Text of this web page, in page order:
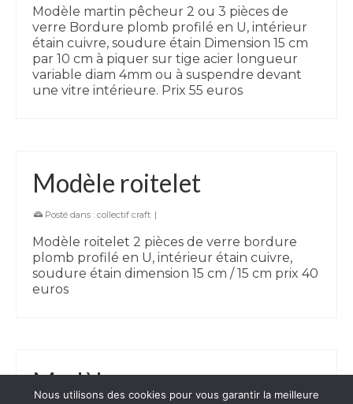
Modèle martin pêcheur 2 ou 3 pièces de
verre Bordure plomb profilé en U, intérieur
étain cuivre, soudure étain Dimension 15 cm
par 10 cm à piquer sur tige acier longueur
variable diam 4mm ou à suspendre devant
une vitre intérieure. Prix 55 euros
Modèle roitelet
Posté dans : collectif craft |
Modèle roitelet 2 pièces de verre bordure
plomb profilé en U, intérieur étain cuivre,
soudure étain dimension 15 cm / 15 cm prix 40
euros
Modèle rouge gorge
Nous utilisons des cookies pour vous garantir la meilleure